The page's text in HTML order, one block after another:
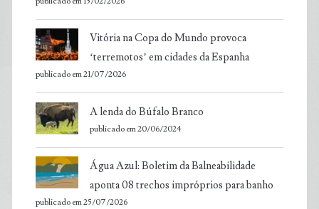
Vitória na Copa do Mundo provoca
‘terremotos’ em cidades da Espanha
publicado em 21/07/2026
A lenda do Búfalo Branco
publicado em 20/06/2024
Água Azul: Boletim da Balneabilidade
aponta 08 trechos impróprios para banho
publicado em 25/07/2026